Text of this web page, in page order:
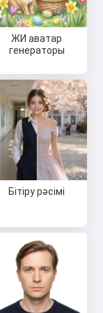
ЖИ аватар
генераторы
Бітіру рәсімі